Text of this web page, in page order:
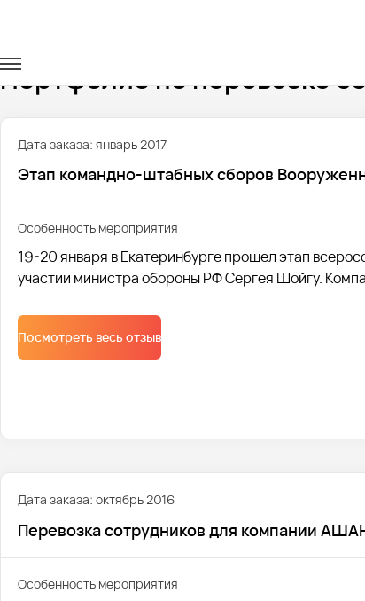
Портфолио по перевозке
Дата заказа: январь 2017
Этап командно-штабных сборов
Особенность мероприятия
19-20 января в Екатеринбурге прошел этап
участии министра обороны РФ Сергея Шойгу.
Посмотреть весь отзыв
Дата заказа: октябрь 2016
Перевозка сотрудников для компании
Особенность мероприятия